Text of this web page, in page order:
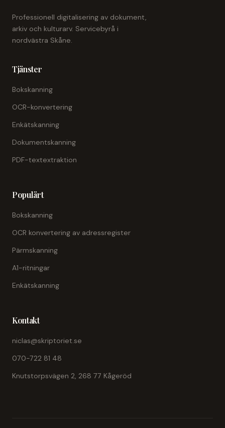
Professionell digitalisering av dokument,
arkiv och kulturarv. Servicebyrå i
nordvästra Skåne.
Tjänster
Bokskanning
OCR-konvertering
Enkätskanning
Dokumentskanning
PDF-textextraktion
Populärt
Bokskanning
OCR konvertering av adressregister
Pärmskanning
A1-ritningar
Enkätskanning
Kontakt
niclas@skriptoriet.se
070-722 81 48
Knutstorpsvägen 2, 268 77 Kågeröd